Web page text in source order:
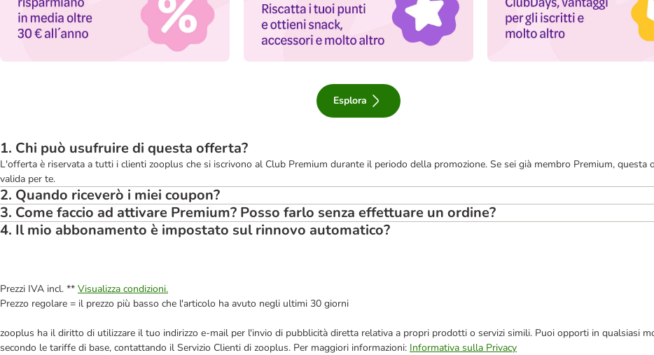
Esplora
1. Chi può usufruire di questa offerta?
L'offerta è riservata a tutti i clienti zooplus che si iscrivono al Club Premium durante il periodo della promozione. Se sei già membro Premium, questa
valida per te.
2. Quando riceverò i miei coupon?​
3. Come faccio ad attivare Premium? Posso farlo senza effettuare un ordine?
4. Il mio abbonamento è impostato sul rinnovo automatico?
Prezzi IVA incl. ** Visualizza condizioni.
Prezzo regolare = il prezzo più basso che l'articolo ha avuto negli ultimi 30 giorni
zooplus ha il diritto di utilizzare il tuo indirizzo e-mail per l'invio di pubblicità diretta relativa a propri prodotti o servizi simili. Puoi opporti in qualsiasi
secondo le tariffe di base, contattando il Servizio Clienti di zooplus. Per maggiori informazioni: Informativa sulla Privacy